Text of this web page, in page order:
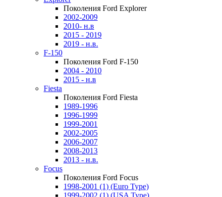
Поколения Ford Explorer
2002-2009
2010- н.в
2015 - 2019
2019 - н.в.
F-150
Поколения Ford F-150
2004 - 2010
2015 - н.в
Fiesta
Поколения Ford Fiesta
1989-1996
1996-1999
1999-2001
2002-2005
2006-2007
2008-2013
2013 - н.в.
Focus
Поколения Ford Focus
1998-2001 (1) (Euro Type)
1999-2002 (1) (USA Type)